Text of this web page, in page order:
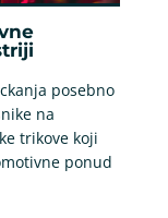
posebno
na
trikove koji
ponud